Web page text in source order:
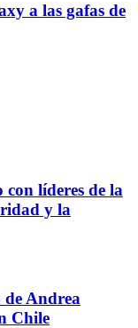
a las gafas de
líderes de la
y la
Andrea
Chile